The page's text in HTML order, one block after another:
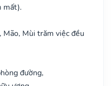
mất).
Mão, Mùi trăm việc đều
đường,